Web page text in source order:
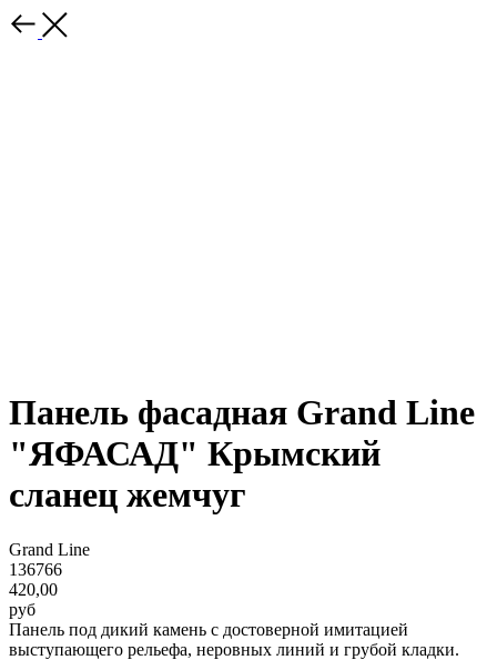
Панель фасадная Grand Line
"ЯФАСАД" Крымский
сланец жемчуг
Grand Line
136766
420,00
руб
Панель под дикий камень с достоверной имитацией
выступающего рельефа, неровных линий и грубой кладки.